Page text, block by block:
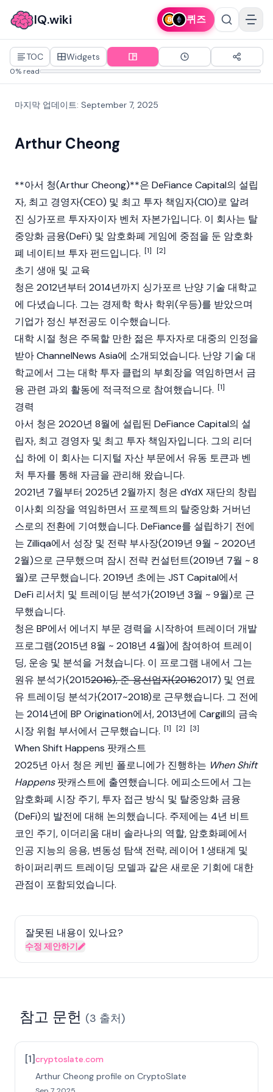
IQ.wiki 퀴즈
TOC Widgets
0% read
마지막 업데이트: September 7, 2025
Arthur Cheong
**아서 청(Arthur Cheong)**은 DeFiance Capital의 설립
자, 최고 경영자(CEO) 및 최고 투자 책임자(CIO)로 알려
진 싱가포르 투자자이자 벤처 자본가입니다. 이 회사는 탈
중앙화 금융(DeFi) 및 암호화폐 게임에 중점을 둔 암호화
폐 네이티브 투자 펀드입니다. [1] [2]
초기 생애 및 교육
청은 2012년부터 2014년까지 싱가포르 난양 기술 대학교
에 다녔습니다. 그는 경제학 학사 학위(우등)를 받았으며
기업가 정신 부전공도 이수했습니다.
대학 시절 청은 주목할 만한 젊은 투자자로 대중의 인정을
받아 ChannelNews Asia에 소개되었습니다. 난양 기술 대
학교에서 그는 대학 투자 클럽의 부회장을 역임하면서 금
융 관련 과외 활동에 적극적으로 참여했습니다. [1]
경력
아서 청은 2020년 8월에 설립된 DeFiance Capital의 설
립자, 최고 경영자 및 최고 투자 책임자입니다. 그의 리더
십 하에 이 회사는 디지털 자산 부문에서 유동 토큰과 벤
처 투자를 통해 자금을 관리해 왔습니다.
2021년 7월부터 2025년 2월까지 청은 dYdX 재단의 창립
이사회 의장을 역임하면서 프로젝트의 탈중앙화 거버넌
스로의 전환에 기여했습니다. DeFiance를 설립하기 전에
는 Zilliqa에서 성장 및 전략 부사장(2019년 9월 ~ 2020년
2월)으로 근무했으며 잠시 전략 컨설턴트(2019년 7월 ~ 8
월)로 근무했습니다. 2019년 초에는 JST Capital에서
DeFi 리서치 및 트레이딩 분석가(2019년 3월 ~ 9월)로 근
무했습니다.
청은 BP에서 에너지 부문 경력을 시작하여 트레이더 개발
프로그램(2015년 8월 ~ 2018년 4월)에 참여하여 트레이
딩, 운송 및 분석을 거쳤습니다. 이 프로그램 내에서 그는
원유 분석가(20152016), 준 용선업자(20162017) 및 연료
유 트레이딩 분석가(2017~2018)로 근무했습니다. 그 전에
는 2014년에 BP Origination에서, 2013년에 Cargill의 금속
시장 위험 부서에서 근무했습니다. [1] [2] [3]
When Shift Happens 팟캐스트
2025년 아서 청은 케빈 폴로니에가 진행하는 When Shift
Happens팟캐스트에 출연했습니다. 에피소드에서 그는
암호화폐 시장 주기, 투자 접근 방식 및 탈중앙화 금융
(DeFi)의 발전에 대해 논의했습니다. 주제에는 4년 비트
코인 주기, 이더리움 대비 솔라나의 역할, 암호화폐에서
인공 지능의 응용, 변동성 탐색 전략, 레이어 1 생태계 및
하이퍼리퀴드 트레이딩 모델과 같은 새로운 기회에 대한
관점이 포함되었습니다.
잘못된 내용이 있나요?
수정 제안하기
참고 문헌 (3 출처)
[1]cryptoslate.com
Arthur Cheong profile on CryptoSlate